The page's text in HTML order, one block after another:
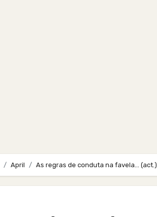
April As regras de conduta na favela… (act.)